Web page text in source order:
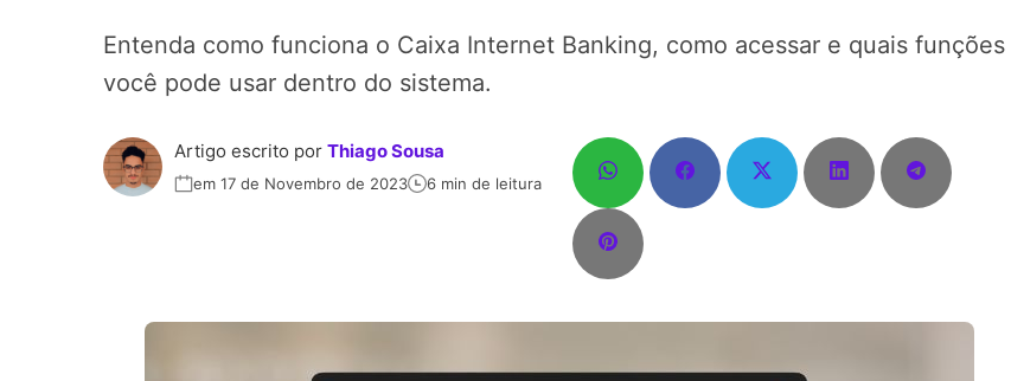
Entenda como funciona o Caixa Internet Banking, como acessar e quais funções
você pode usar dentro do sistema.
Artigo escrito por Thiago Sousa
em 17 de Novembro de 2023 6 min de leitura